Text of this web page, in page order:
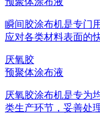
瞬间胶涂布机是专门
应对各类材料表面的
厌氧胶
预聚体涂布液
厌氧胶涂布机是专为
类生产环节，妥善处